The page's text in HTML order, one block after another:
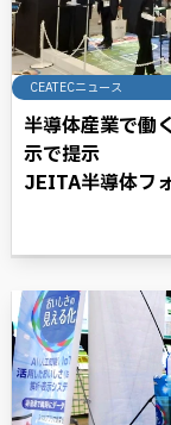
CEATECニュース
半導体産業で働
示で提示
JEITA半導体フ